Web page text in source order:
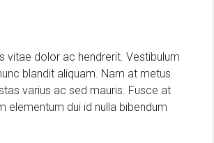
vitae dolor ac hendrerit. Vestibulum
blandit aliquam. Nam at metus
varius ac sed mauris. Fusce at
elementum dui id nulla bibendum